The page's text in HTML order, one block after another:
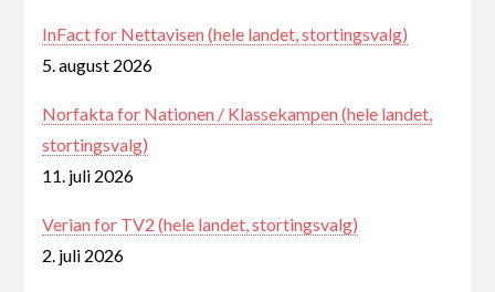
InFact for Nettavisen (hele landet, stortingsvalg)
5. august 2026
Norfakta for Nationen / Klassekampen (hele landet,
stortingsvalg)
11. juli 2026
Verian for TV2 (hele landet, stortingsvalg)
2. juli 2026